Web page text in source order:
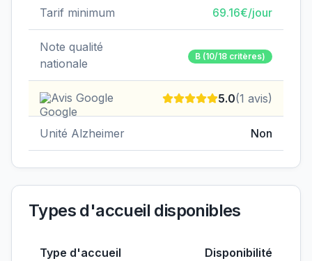
Tarif minimum 69.16€/jour
Note qualité
nationale
B (10/18 critères)
Avis Google 5.0(1 avis)
Unité Alzheimer Non
Types d'accueil disponibles
Type d'accueil Disponibilité